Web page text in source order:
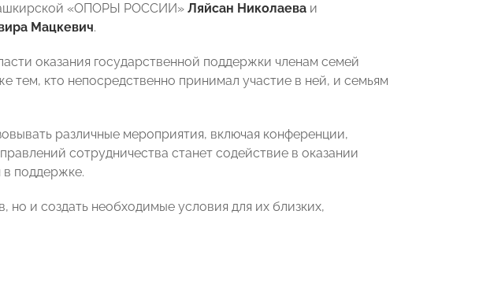
«ОПОРЫ РОССИИ» Ляйсан Николаева и
Мацкевич.
оказания государственной поддержки членам семей
тем, кто непосредственно принимал участие в ней, и семьям
различные мероприятия, включая конференции,
сотрудничества станет содействие в оказании
поддержке.
и создать необходимые условия для их близких,